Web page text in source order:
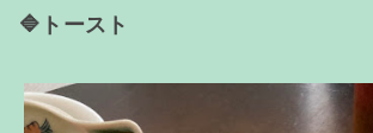
🔷トースト